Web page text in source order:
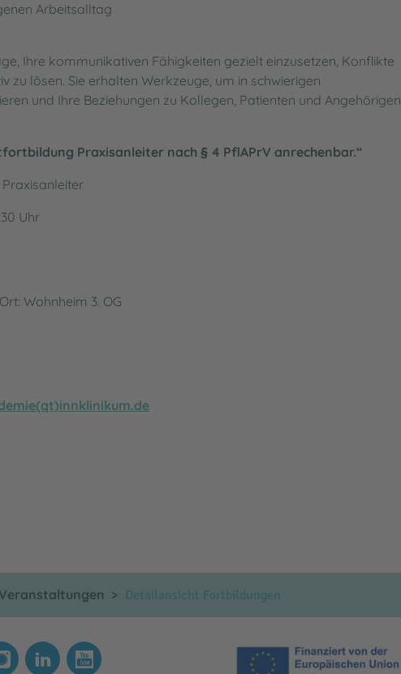
Arbeitsalltag
Ihre kommunikativen Fähigkeiten gezielt einzusetzen, Konflikte
zu lösen. Sie erhalten Werkzeuge, um in schwierigen
und Ihre Beziehungen zu Kollegen, Patienten und Angehörigen
Praxisanleiter nach § 4 PflAPrV anrechenbar.“
Uhr
Wohnheim 3. OG
Detailansicht Fortbildungen